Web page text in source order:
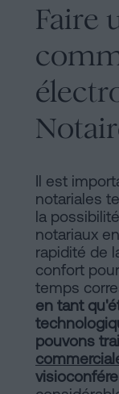
Faire
Il est
notariales
la
notariaux
rapidité de
confort
temps
en tant
pouvons